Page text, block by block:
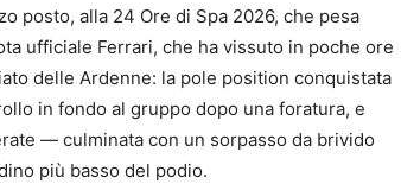
posto, alla 24 Ore di Spa 2026, che pesa
ufficiale Ferrari, che ha vissuto in poche ore
delle Ardenne: la pole position conquistata
in fondo al gruppo dopo una foratura, e
— culminata con un sorpasso da brivido
più basso del podio.